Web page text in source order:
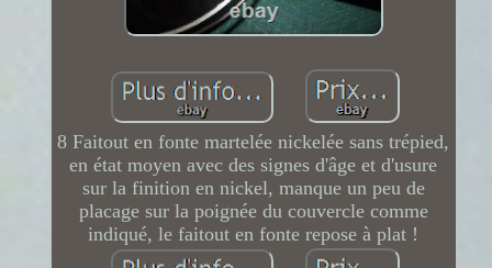
8 Faitout en fonte martelée nickelée sans trépied,
en état moyen avec des signes d'âge et d'usure
sur la finition en nickel, manque un peu de
placage sur la poignée du couvercle comme
indiqué, le faitout en fonte repose à plat !